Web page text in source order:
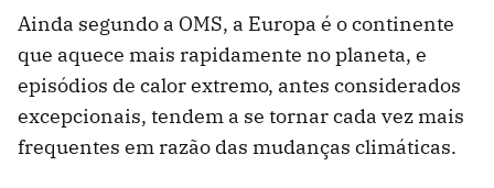
Ainda segundo a OMS, a Europa é o continente
que aquece mais rapidamente no planeta, e
episódios de calor extremo, antes considerados
excepcionais, tendem a se tornar cada vez mais
frequentes em razão das mudanças climáticas.